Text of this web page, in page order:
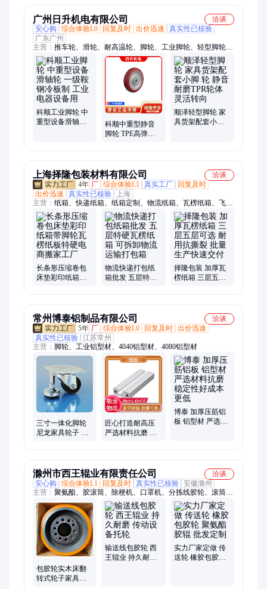
广州日升机电有限公司
洽谈
安心购
综合体验L0 回复及时 出价迅速
真实性已核验
广东广州
主营： 推车轮、滑轮、耐高温轮、脚轮、工业脚轮、轻型脚轮、
重型脚轮、橡胶脚轮、刹车轮
科顺工业脚轮 中
重型设备滑轴轮
科顺中重型静音
脚轮 TPE高弹橡
顺泽轻型脚轮 家
具货架配套小脚
上海择隆包装材料有限公司
洽谈
4年 厂 综合体验L1 真实工厂
回复及时
出价迅速
真实性已核验
上海
主营： 纸箱、快递纸箱、纸箱定制、物流纸箱、瓦楞纸箱、飞机
盒、白卡纸箱、邮政纸箱、水果纸箱、搬家纸箱、纸盒、纸箱定
做
长条形压缩卷包
床垫彩印纸箱带
物流快递打包纸
箱批发 五层特硬
择隆包装 加厚瓦
楞纸箱 三层五层
常州博泰铝制品有限公司
洽谈
5年 厂 综合体验L0 回复及时 出价迅速
真实性已核验 江苏常州
主营： 脚轮、工业铝型材、4040铝型材、4080铝型材
三寸一体化脚轮
尼龙家具轮子 铝
匠心打造耐高压
严选材料抗磨 诚
博泰 加厚压筋铝
板 铝型材 严选材
滁州市西王辊业有限责任公司
洽谈
安心购
综合体验L1 回复及时 真实性已核验 安徽滁州
主营： 聚氨酯、胶滚筒、除梗机、口罩机、分拣线胶轮、滚筒可
定制、胶辊、聚氨酯胶辊、橡胶辊、丁腈胶辊、包胶轮、聚氨酯
包胶轮、滚筒、流水线滚筒、链轮滚筒、包胶链板、聚氨酯包胶
链板、绿色包胶链板、输送滚筒、工业胶辊、包胶滚筒、输送链
板、流水线配件
包胶轮实木床翻
转式轮子家具脚
输送线包胶轮 西
王辊业 持久耐磨
实力厂家定做 传
送轮 橡胶包胶轮